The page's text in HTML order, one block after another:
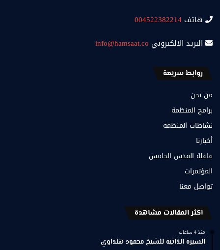
هاتف 004522382214
البريد الالكتروني info@hamsaat.co
روابط سريعة
من نحن
برامج المنظمة
نشاطات المنظمة
أخبارنا
قافلة القدس الخامس
المؤتمرات
تواصل معنا
اكثر المقالات مشاهدة
منذ 4 ساعات
السيرة الذاتية للشيخ محمود هنداوي